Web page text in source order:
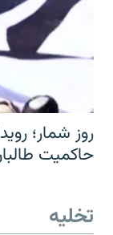
روز شمار؛
حاکمیت
تخلیه